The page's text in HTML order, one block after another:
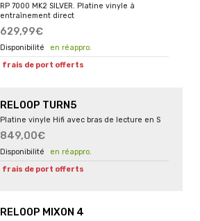
RP 7000 MK2 SILVER. Platine vinyle à
entraînement direct
629,99€
en réappro.
frais de port offerts
RELOOP TURN5
Platine vinyle Hifi avec bras de lecture en S
849,00€
en réappro.
frais de port offerts
RELOOP MIXON 4